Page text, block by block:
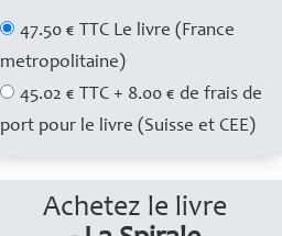
47.50 € TTC Le livre (France
metropolitaine)
45.02 € TTC + 8.00 € de frais de
port pour le livre (Suisse et CEE)
Achetez le livre